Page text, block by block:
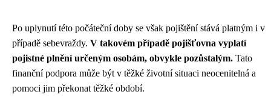
Po uplynutí této počáteční doby se však pojištění stává platným i v
případě sebevraždy. V takovém případě pojišťovna vyplatí
pojistné plnění určeným osobám, obvykle pozůstalým. Tato
finanční podpora může být v těžké životní situaci neocenitelná a
pomoci jim překonat těžké období.